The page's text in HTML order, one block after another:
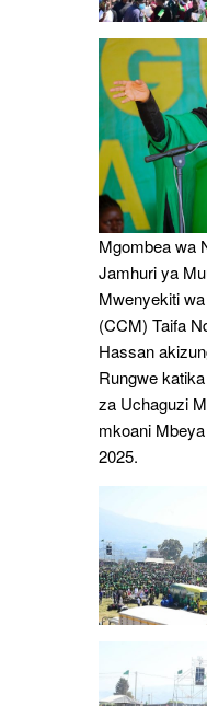
Mgombea wa
Jamhuri ya
Mwenyekiti
(CCM) Taifa
Hassan
Rungwe
za Uchaguzi
mkoani
2025.